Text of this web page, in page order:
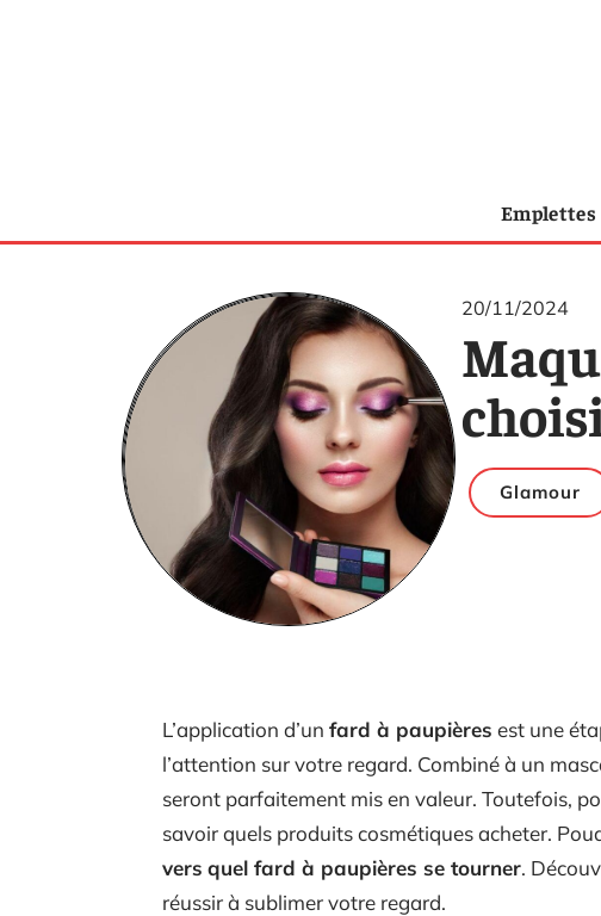
Emplettes
20/11/2024
Glamour
L’application d’un fard à paupières est une
l’attention sur votre regard. Combiné à un
seront parfaitement mis en valeur. Toutefois,
savoir quels produits cosmétiques acheter.
vers quel fard à paupières se tourner.
réussir à sublimer votre regard.